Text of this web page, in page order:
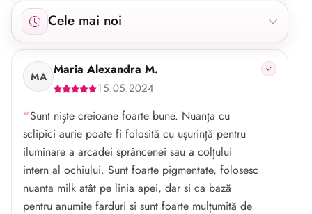
Cele mai noi
Afișăm 86 recenzii începând cu cele mai noi.
MA Maria Alexandra M.
15.05.2024
Sunt niște creioane foarte bune. Nuanța cu
sclipici aurie poate fi folosită cu ușurință pentru
iluminare a arcadei sprâncenei sau a colțului
intern al ochiului. Sunt foarte pigmentate, folosesc
nuanta milk atât pe linia apei, dar si ca bază
pentru anumite farduri si sunt foarte mulțumită de